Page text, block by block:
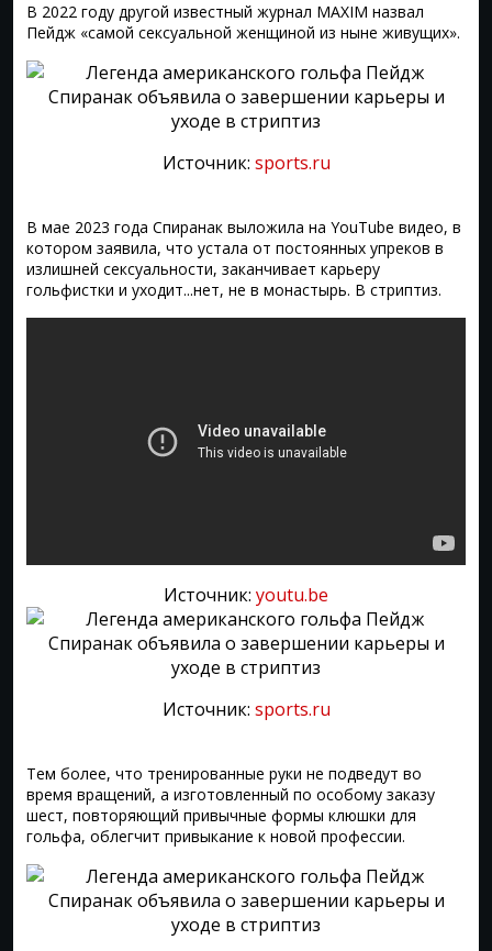
В 2022 году другой известный журнал MAXIM назвал
Пейдж «самой сексуальной женщиной из ныне живущих».
Источник: sports.ru
В мае 2023 года Спиранак выложила на YouTube видео, в
котором заявила, что устала от постоянных упреков в
излишней сексуальности, заканчивает карьеру
гольфистки и уходит...нет, не в монастырь. В стриптиз.
Источник: youtu.be
Источник: sports.ru
Тем более, что тренированные руки не подведут во
время вращений, а изготовленный по особому заказу
шест, повторяющий привычные формы клюшки для
гольфа, облегчит привыкание к новой профессии.